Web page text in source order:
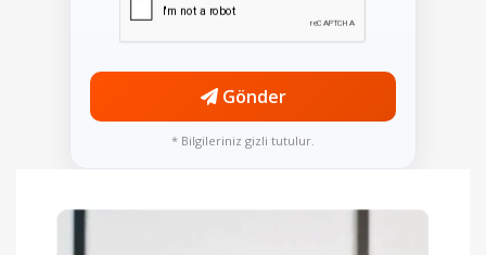
Gönder
* Bilgileriniz gizli tutulur.